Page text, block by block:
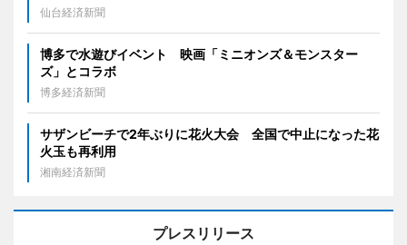
仙台経済新聞
博多で水遊びイベント 映画「ミニオンズ＆モンスター
ズ」とコラボ
博多経済新聞
サザンビーチで2年ぶりに花火大会 全国で中止になった花
火玉も再利用
湘南経済新聞
プレスリリース